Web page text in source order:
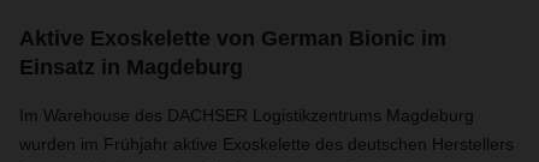
Aktive Exoskelette von German Bionic im
Einsatz in Magdeburg
Im Warehouse des DACHSER Logistikzentrums Magdeburg
wurden im Frühjahr aktive Exoskelette des deutschen Herstellers